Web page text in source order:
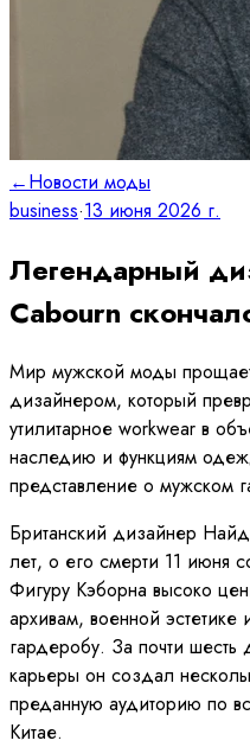
←Новости моды
business·13 июня 2026 г.
Легендарный
Cabourn
Мир мужской моды
дизайнером, который
утилитарное workwear в
наследию и функциям
представление о мужском
Британский дизайнер
лет, о его смерти 11 июня
Фигуру Кэборна высоко
архивам, военной
гардеробу. За почти шесть
карьеры он создал
преданную аудиторию по
Китае.